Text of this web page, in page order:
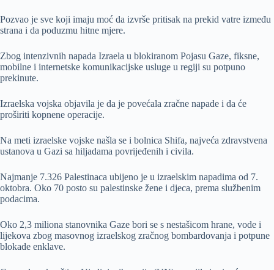
Pozvao je sve koji imaju moć da izvrše pritisak na prekid vatre između
strana i da poduzmu hitne mjere.
Zbog intenzivnih napada Izraela u blokiranom Pojasu Gaze, fiksne,
mobilne i internetske komunikacijske usluge u regiji su potpuno
prekinute.
Izraelska vojska objavila je da je povećala zračne napade i da će
proširiti kopnene operacije.
Na meti izraelske vojske našla se i bolnica Shifa, najveća zdravstvena
ustanova u Gazi sa hiljadama povrijeđenih i civila.
Najmanje 7.326 Palestinaca ubijeno je u izraelskim napadima od 7.
oktobra. Oko 70 posto su palestinske žene i djeca, prema službenim
podacima.
Oko 2,3 miliona stanovnika Gaze bori se s nestašicom hrane, vode i
lijekova zbog masovnog izraelskog zračnog bombardovanja i potpune
blokade enklave.